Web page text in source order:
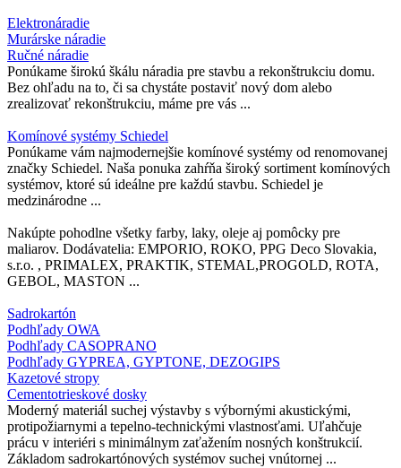
Elektronáradie
Murárske náradie
Ručné náradie
Ponúkame širokú škálu náradia pre stavbu a rekonštrukciu domu.
Bez ohľadu na to, či sa chystáte postaviť nový dom alebo
zrealizovať rekonštrukciu, máme pre vás ...
Komínové systémy Schiedel
Ponúkame vám najmodernejšie komínové systémy od renomovanej
značky Schiedel. Naša ponuka zahŕňa široký sortiment komínových
systémov, ktoré sú ideálne pre každú stavbu. Schiedel je
medzinárodne ...
Nakúpte pohodlne všetky farby, laky, oleje aj pomôcky pre
maliarov. Dodávatelia: EMPORIO, ROKO, PPG Deco Slovakia,
s.r.o. , PRIMALEX, PRAKTIK, STEMAL,PROGOLD, ROTA,
GEBOL, MASTON ...
Sadrokartón
Podhľady OWA
Podhľady CASOPRANO
Podhľady GYPREA, GYPTONE, DEZOGIPS
Kazetové stropy
Cementotrieskové dosky
Moderný materiál suchej výstavby s výbornými akustickými,
protipožiarnymi a tepelno-technickými vlastnosťami. Uľahčuje
prácu v interiéri s minimálnym zaťažením nosných konštrukcií.
Základom sadrokartónových systémov suchej vnútornej ...